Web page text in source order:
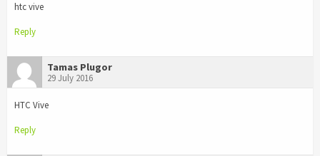
htc vive
Reply
Tamas Plugor
29 July 2016
HTC Vive
Reply